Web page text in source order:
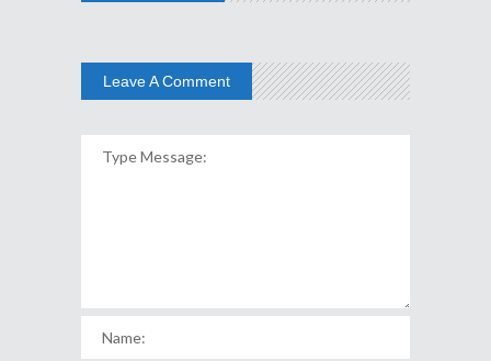
Leave A Comment